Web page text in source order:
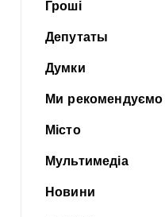
Гроші
Депутаты
Думки
Ми рекомендуємо
Місто
Мультимедіа
Новини